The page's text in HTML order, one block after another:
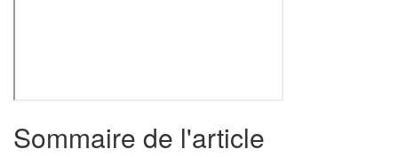
Sommaire de l'article